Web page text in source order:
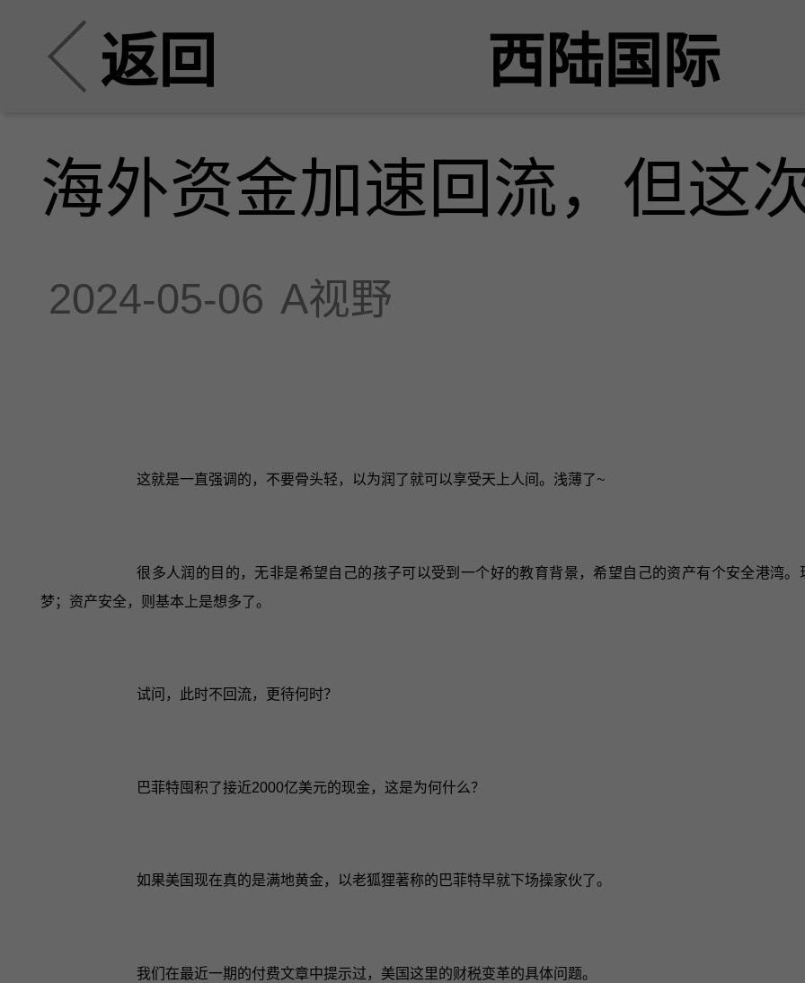
返回 西陆国际
海外资金加速回流，但这
2024-05-06 A视野
这就是一直强调的，不要骨头轻，以为润了就可以享受天上人间。浅薄了~
很多人润的目的，无非是希望自己的孩子可以受到一个好的教育背景，希望自己的资产有个安全港湾
梦；资产安全，则基本上是想多了。
试问，此时不回流，更待何时？
巴菲特囤积了接近2000亿美元的现金，这是为何什么？
如果美国现在真的是满地黄金，以老狐狸著称的巴菲特早就下场操家伙了。
我们在最近一期的付费文章中提示过，美国这里的财税变革的具体问题。